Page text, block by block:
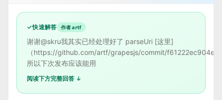
✓快速解答 作者 artf
谢谢@skru我其实已经处理好了 parseUri [这里]
（https://github.com/artf/grapesjs/commit/
所以下次发布应该能用
阅读下方完整回答 ↓